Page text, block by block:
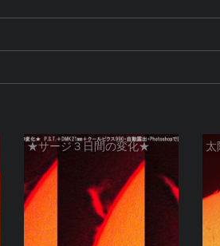
★サージ３日間の変化★ 太